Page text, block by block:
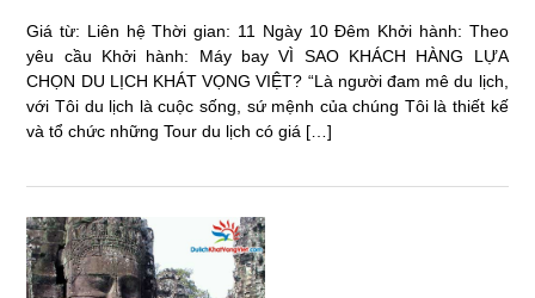
Giá từ: Liên hệ Thời gian: 11 Ngày 10 Đêm Khởi hành: Theo
yêu cầu Khởi hành: Máy bay VÌ SAO KHÁCH HÀNG LỰA
CHỌN DU LỊCH KHÁT VỌNG VIỆT? “Là người đam mê du lịch,
với Tôi du lịch là cuộc sống, sứ mệnh của chúng Tôi là thiết kế
và tổ chức những Tour du lịch có giá […]